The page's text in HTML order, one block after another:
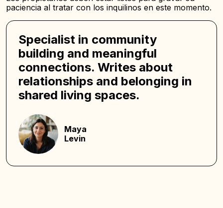
paciencia al tratar con los inquilinos en este momento.
Specialist in community
building and meaningful
connections. Writes about
relationships and belonging in
shared living spaces.
Maya
Levin